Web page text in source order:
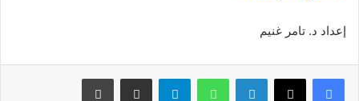
إعداد د. تامر غنيم
فيسبوك لينكدإن واتساب